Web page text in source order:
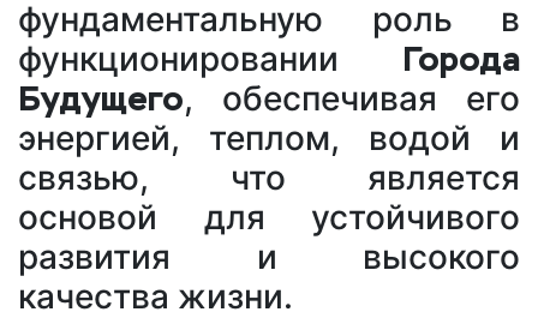
фундаментальную роль в
функционировании Города
Будущего, обеспечивая его
энергией, теплом, водой и
связью, что является
основой для устойчивого
развития и высокого
качества жизни.